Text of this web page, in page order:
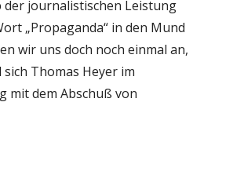
journalistischen Leistung
„Propaganda“ in den Mund
wir uns doch noch einmal an,
Thomas Heyer im
mit dem Abschuß von